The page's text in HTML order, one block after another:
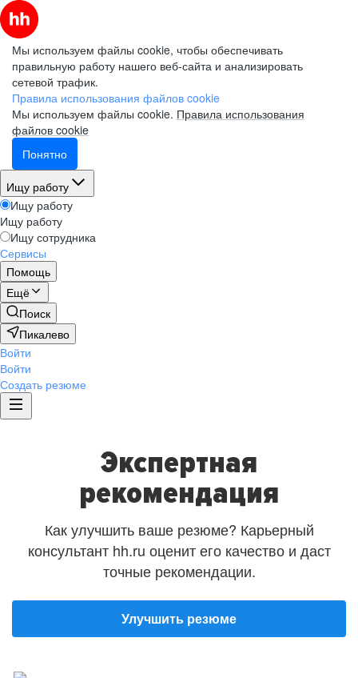
Мы используем файлы cookie, чтобы обеспечивать
правильную работу нашего веб-сайта и анализировать
сетевой трафик.
Правила использования файлов cookie
Мы используем файлы cookie. Правила использования
файлов cookie
Понятно
Ищу работу
Ищу работу
Ищу работу
Ищу сотрудника
Сервисы
Помощь
Ещё
Поиск
Пикалево
Войти
Войти
Создать резюме
Экспертная
рекомендация
Как улучшить ваше резюме? Карьерный
консультант hh.ru оценит его качество и даст
точные рекомендации.
Улучшить резюме